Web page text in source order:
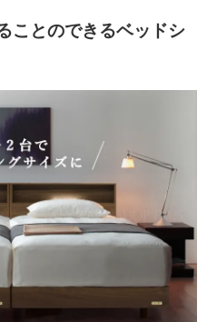
ことのできるベッドシ